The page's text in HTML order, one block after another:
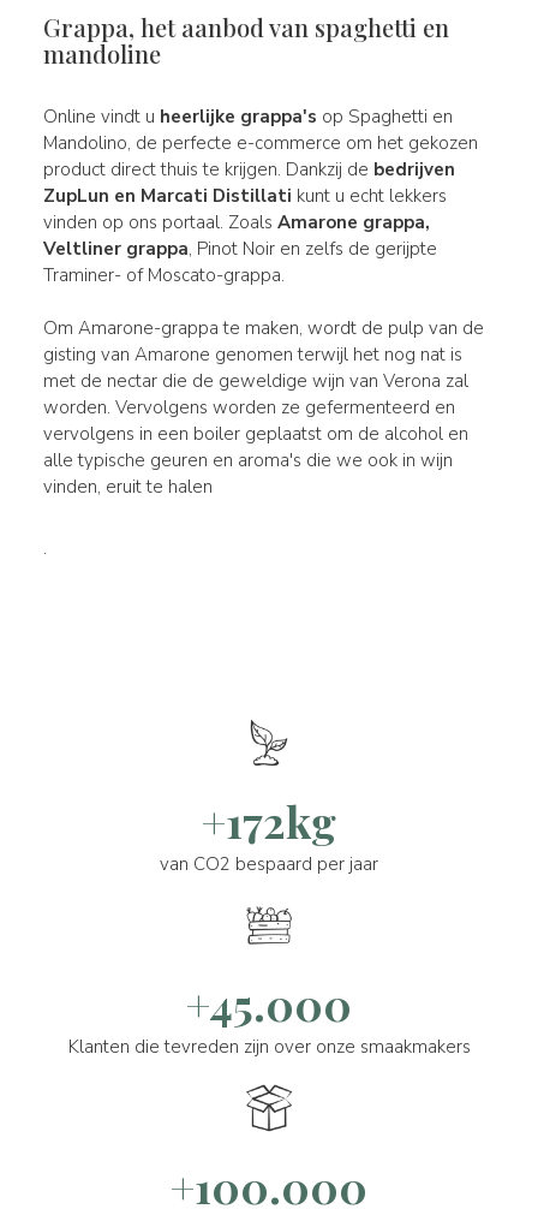
Grappa, het aanbod van spaghetti en
mandoline
Online vindt u heerlijke grappa's op Spaghetti en
Mandolino, de perfecte e-commerce om het gekozen
product direct thuis te krijgen. Dankzij de bedrijven
ZupLun en Marcati Distillati kunt u echt lekkers
vinden op ons portaal. Zoals Amarone grappa,
Veltliner grappa, Pinot Noir en zelfs de gerijpte
Traminer- of Moscato-grappa.
Om Amarone-grappa te maken, wordt de pulp van de
gisting van Amarone genomen terwijl het nog nat is
met de nectar die de geweldige wijn van Verona zal
worden. Vervolgens worden ze gefermenteerd en
vervolgens in een boiler geplaatst om de alcohol en
alle typische geuren en aroma's die we ook in wijn
vinden, eruit te halen
.
+172kg
van CO2 bespaard per jaar
+45.000
Klanten die tevreden zijn over onze smaakmakers
+100.000